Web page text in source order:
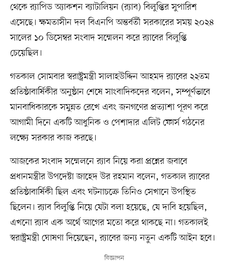
থেকে র‍্যাপিড অ্যাকশন ব্যাটালিয়ন (র‍্যাব) বিলুপ্তির সুপারিশ
এসেছে। ক্ষমতাসীন দল বিএনপি অন্তর্বর্তী সরকারের সময় ২০২৪
সালের ১০ ডিসেম্বর সংবাদ সম্মেলন করে র‍্যাবের বিলুপ্তি
চেয়েছিল।
গতকাল সোমবার স্বরাষ্ট্রমন্ত্রী সালাহউদ্দিন আহমদ র‍্যাবের ২২তম
প্রতিষ্ঠাবার্ষিকীর অনুষ্ঠান শেষে সাংবাদিকদের বলেন, সম্পূর্ণভাবে
মানবাধিকারকে সমুন্নত রেখে এবং জনগণের প্রত্যাশা পূরণ করে
আগামী দিনে একটি আধুনিক ও পেশাদার এলিট ফোর্স গঠনের
লক্ষ্যে সরকার কাজ করছে।
আজকের সংবাদ সম্মেলনে র‍্যাব নিয়ে করা প্রশ্নের জবাবে
প্রধানমন্ত্রীর উপদেষ্টা জাহেদ উর রহমান বলেন, গতকাল র‍্যাবের
প্রতিষ্ঠাবার্ষিকী ছিল এবং ঘটনাচক্রে তিনিও সেখানে উপস্থিত
ছিলেন। র‍্যাব বিলুপ্তি নিয়ে যেটা বলা হয়েছে, যে দাবি হয়েছিল,
এখনো র‍্যাব এক অর্থে আগের মতো করে থাকছে না। গতকালই
স্বরাষ্ট্রমন্ত্রী ঘোষণা দিয়েছেন, র‍্যাবের জন্য নতুন একটি আইন হবে।